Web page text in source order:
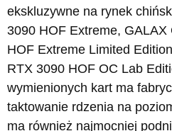
ekskluzywne na rynek
3090 HOF Extreme,
HOF Extreme Limited
RTX 3090 HOF OC Lab
wymienionych kart ma
taktowanie rdzenia na
ma również najmocniej